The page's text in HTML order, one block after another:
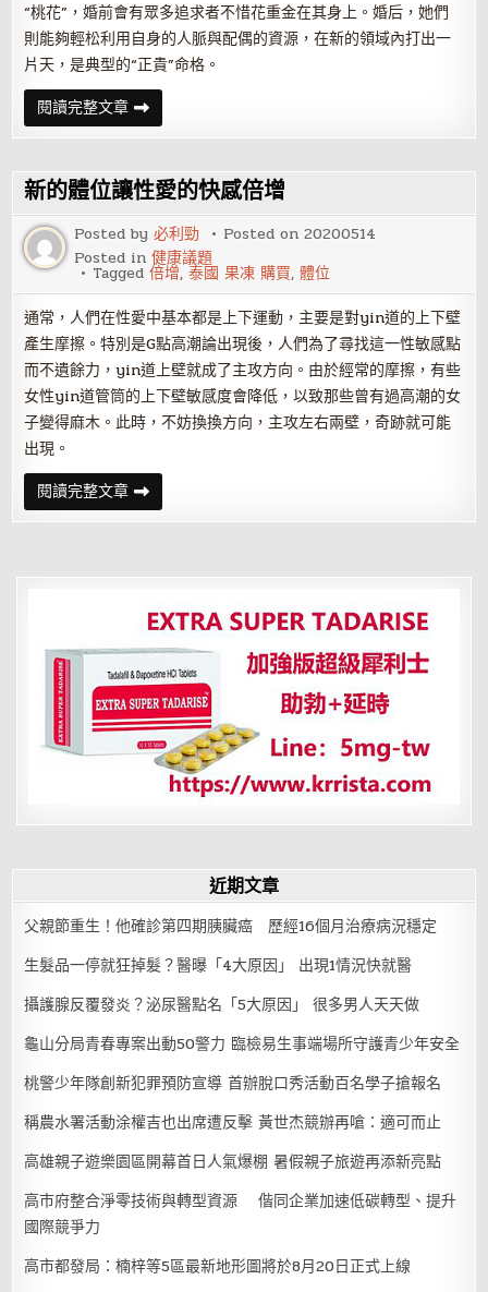
“桃花”，婚前會有眾多追求者不惜花重金在其身上。婚后，她們
則能夠輕松利用自身的人脈與配偶的資源，在新的領域內打出一
片天，是典型的“正貴”命格。
閱讀完整文章哪
些
生
的
女
人
天
生
福
氣
深
厚
新的體位讓性愛的快感倍增
Posted by必利勁 Posted on20200514
Posted in健康議題
Tagged倍增,泰國 果凍 購買,體位
通常，人們在性愛中基本都是上下運動，主要是對yin道的上下壁
產生摩擦。特別是G點高潮論出現後，人們為了尋找這一性敏感點
而不遺餘力，yin道上壁就成了主攻方向。由於經常的摩擦，有些
女性yin道管筒的上下壁敏感度會降低，以致那些曾有過高潮的女
子變得麻木。此時，不妨換換方向，主攻左右兩壁，奇跡就可能
出現。
閱讀完整文章新
的
體
愛
感
倍
增
近期文章
父親節重生！他確診第四期胰臟癌 歷經16個月治療病況穩定
生髮品一停就狂掉髮？醫曝「4大原因」 出現1情況快就醫
攝護腺反覆發炎？泌尿醫點名「5大原因」 很多男人天天做
龜山分局青春專案出動50警力 臨檢易生事端場所守護青少年安全
桃警少年隊創新犯罪預防宣導 首辦脫口秀活動百名學子搶報名
稱農水署活動涂權吉也出席遭反擊 黃世杰競辦再嗆：適可而止
高雄親子遊樂園區開幕首日人氣爆棚 暑假親子旅遊再添新亮點
高市府整合淨零技術與轉型資源 偕同企業加速低碳轉型、提升
國際競爭力
高市都發局：楠梓等5區最新地形圖將於8月20日正式上線